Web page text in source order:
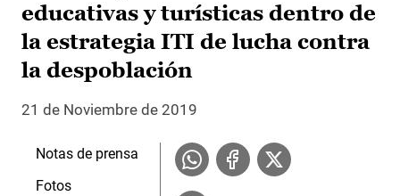
educativas y turísticas dentro de
la estrategia ITI de lucha contra
la despoblación
21 de Noviembre de 2019
Notas de prensa
Fotos